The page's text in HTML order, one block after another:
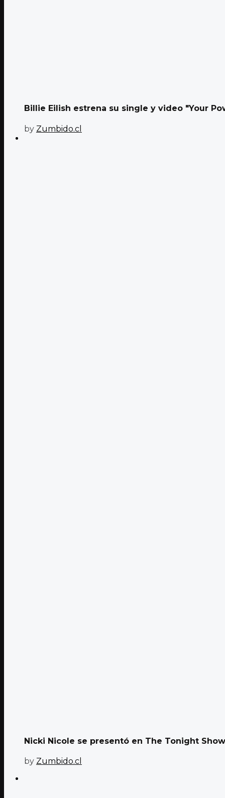
Billie Eilish estrena su single y video "Your
by Zumbido.cl
Nicki Nicole se presentó en The Tonight
by Zumbido.cl